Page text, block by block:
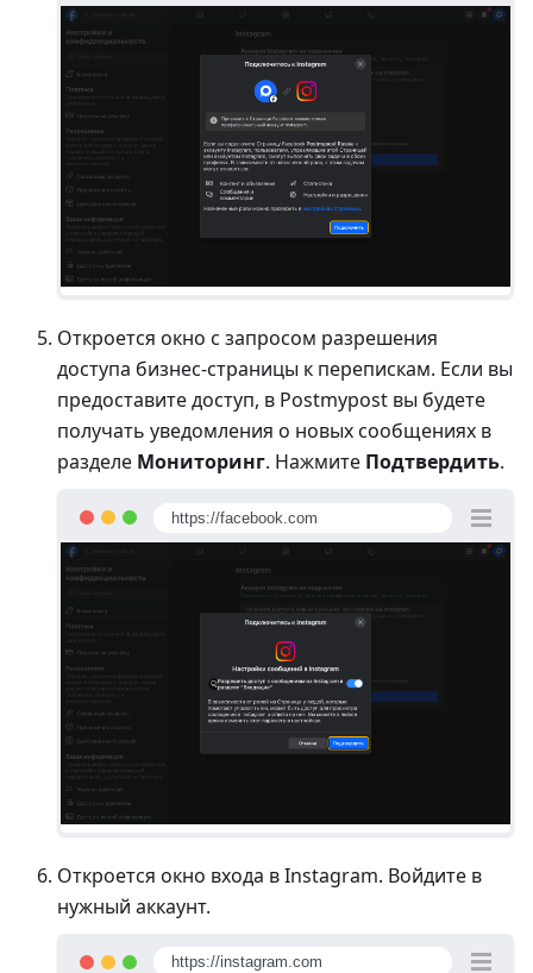
Откроется окно с запросом разрешения
доступа бизнес-страницы к перепискам. Если вы
предоставите доступ, в Postmypost вы будете
получать уведомления о новых сообщениях в
разделе Мониторинг. Нажмите Подтвердить.
https://facebook.com
Откроется окно входа в Instagram. Войдите в
нужный аккаунт.
https://instagram.com